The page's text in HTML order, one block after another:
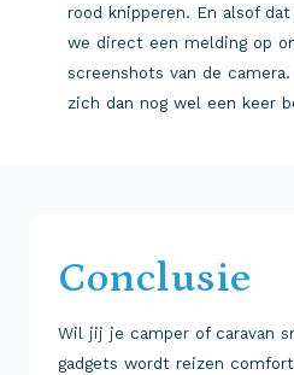
rood knipperen. En alsof
we direct een melding op
screenshots van de
zich dan nog wel een keer
Conclusie
Wil jij je camper of caravan
gadgets wordt reizen